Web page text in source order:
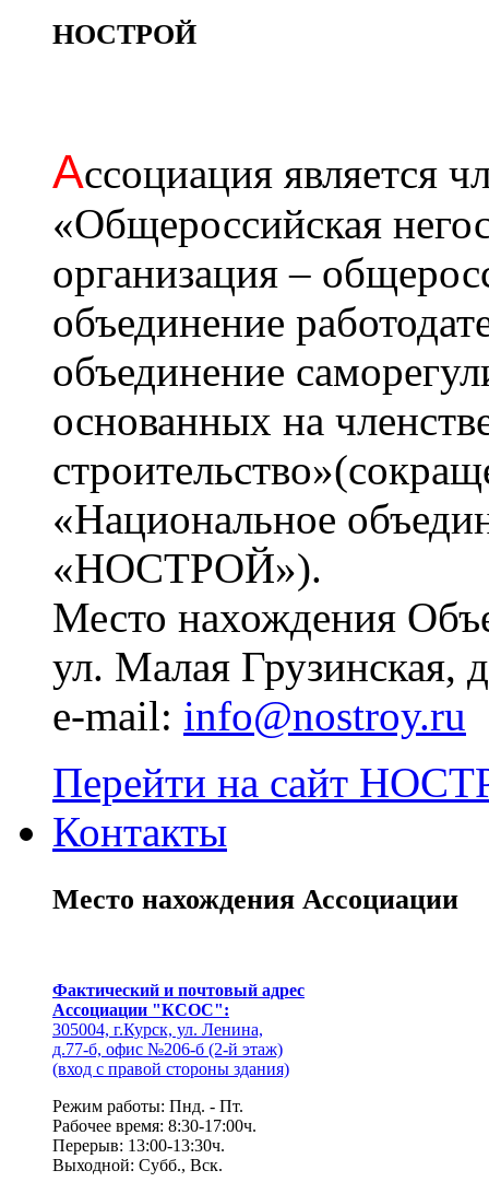
НОСТРОЙ
Ассоциация является
«Общероссийская
организация –
объединение
объединение
основанных на
«Национальное
«НОСТРОЙ»).
Место нахождения
ул. Малая Грузинская,
e-mail: info@nostroy.ru
Перейти на сайт
Контакты
Место нахождения Ассоциации
Фактический и почтовый адрес
Ассоциации "КСОС":
305004, г.Курск, ул. Ленина,
д.77-б, офис №206-б (2-й этаж)
(вход с правой стороны здания)
Режим работы: Пнд. - Пт.
Рабочее время: 8:30-17:00ч.
Перерыв: 13:00-13:30ч.
Выходной: Субб., Вск.